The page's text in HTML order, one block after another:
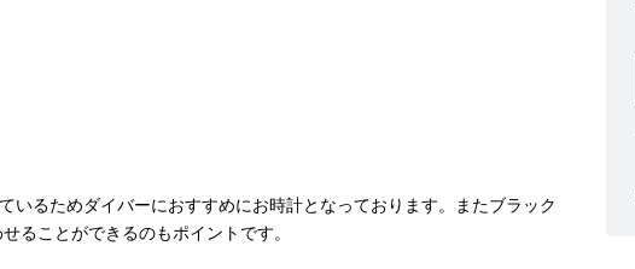
るためダイバーにおすすめにお時計となっております。またブラック
ることができるのもポイントです。